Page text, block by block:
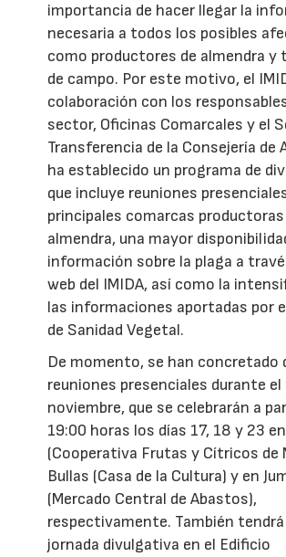
importancia de hacer llegar la
necesaria a todos los posibles
como productores de almendra y
de campo. Por este motivo, el
colaboración con los
sector, Oficinas Comarcales y el
Transferencia de la Consejería de
ha establecido un programa de
que incluye reuniones
principales comarcas productoras
almendra, una mayor
información sobre la plaga a
web del IMIDA, así como la
las informaciones aportadas por
de Sanidad Vegetal.
De momento, se han
reuniones presenciales durante el
noviembre, que se celebrarán a
19:00 horas los días 17, 18 y 23
(Cooperativa Frutas y Cítricos de
Bullas (Casa de la Cultura) y en
(Mercado Central de Abastos),
respectivamente. También tendrá
jornada divulgativa en el Edificio